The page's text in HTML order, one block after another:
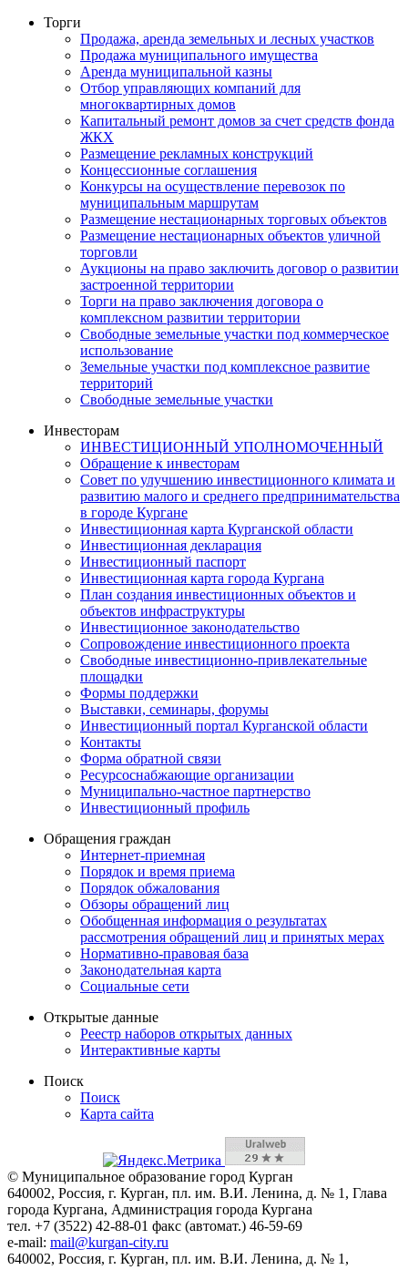
Торги
Продажа, аренда земельных и лесных участков
Продажа муниципального имущества
Аренда муниципальной казны
Отбор управляющих компаний для
многоквартирных домов
Капитальный ремонт домов за счет средств фонда
ЖКХ
Размещение рекламных конструкций
Концессионные соглашения
Конкурсы на осуществление перевозок по
муниципальным маршрутам
Размещение нестационарных торговых объектов
Размещение нестационарных объектов уличной
торговли
Аукционы на право заключить договор о развитии
застроенной территории
Торги на право заключения договора о
комплексном развитии территории
Свободные земельные участки под коммерческое
использование
Земельные участки под комплексное развитие
территорий
Свободные земельные участки
Инвесторам
ИНВЕСТИЦИОННЫЙ УПОЛНОМОЧЕННЫЙ
Обращение к инвесторам
Совет по улучшению инвестиционного климата и
развитию малого и среднего предпринимательства
в городе Кургане
Инвестиционная карта Курганской области
Инвестиционная декларация
Инвестиционный паспорт
Инвестиционная карта города Кургана
План создания инвестиционных объектов и
объектов инфраструктуры
Инвестиционное законодательство
Сопровождение инвестиционного проекта
Свободные инвестиционно-привлекательные
площадки
Формы поддержки
Выставки, семинары, форумы
Инвестиционный портал Курганской области
Контакты
Форма обратной связи
Ресурсоснабжающие организации
Муниципально-частное партнерство
Инвестиционный профиль
Обращения граждан
Интернет-приемная
Порядок и время приема
Порядок обжалования
Обзоры обращений лиц
Обобщенная информация о результатах
рассмотрения обращений лиц и принятых мерах
Нормативно-правовая база
Законодательная карта
Социальные сети
Открытые данные
Реестр наборов открытых данных
Интерактивные карты
Поиск
Поиск
Карта сайта
© Муниципальное образование город Курган
640002, Россия, г. Курган, пл. им. В.И. Ленина, д. № 1, Глава
города Кургана, Администрация города Кургана
тел. +7 (3522) 42-88-01 факс (автомат.) 46-59-69
e-mail: mail@kurgan-city.ru
640002, Россия, г. Курган, пл. им. В.И. Ленина, д. № 1,